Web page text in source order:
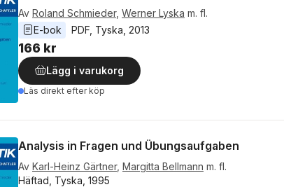
Av Roland Schmieder, Werner Lyska m. fl.
E-bok
PDF Tyska 2013
166 kr
Lägg i varukorg
Läs direkt efter köp
Analysis in Fragen und Übungsaufgaben
Av Karl-Heinz Gärtner, Margitta Bellmann m. fl.
Häftad, Tyska, 1995